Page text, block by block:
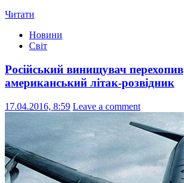
Читати
Новини
Світ
Російський винищувач перехопив
американський літак-розвідник
17.04.2016, 8:59 Leave a comment